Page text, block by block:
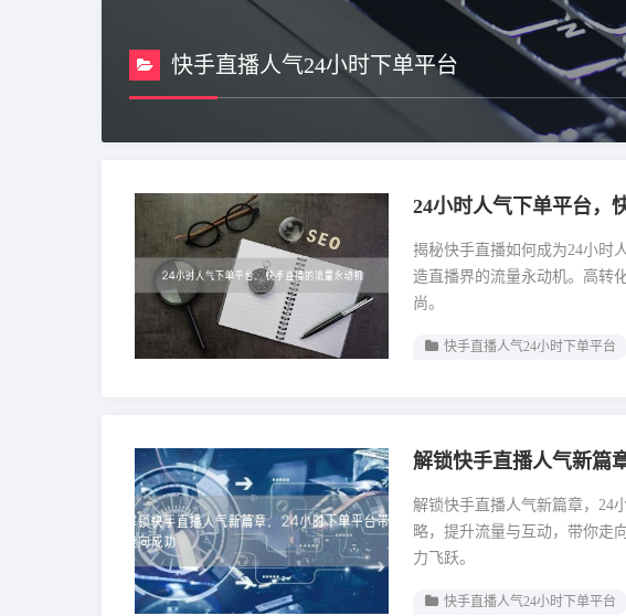
快手直播人气24小时下单平台
24小时人气下单平台，
揭秘快手直播如何成为24小时
造直播界的流量永动机。高转
尚。
快手直播人气24小时下单平台
解锁快手直播人气新篇
解锁快手直播人气新篇章，24
略，提升流量与互动，带你走
力飞跃。
快手直播人气24小时下单平台